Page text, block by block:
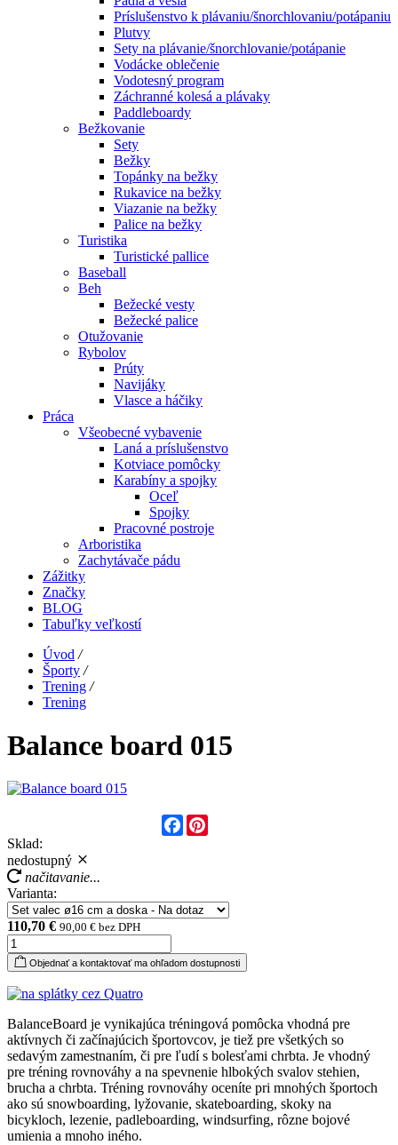
Príslušenstvo k plávaniu/šnorchlovaniu/potápaniu
Plutvy
Sety na plávanie/šnorchlovanie/potápanie
Vodácke oblečenie
Vodotesný program
Záchranné kolesá a plávaky
Paddleboardy
Bežkovanie
Sety
Bežky
Topánky na bežky
Rukavice na bežky
Viazanie na bežky
Palice na bežky
Turistika
Turistické pallice
Baseball
Beh
Bežecké vesty
Bežecké palice
Otužovanie
Rybolov
Prúty
Navijáky
Vlasce a háčiky
Práca
Všeobecné vybavenie
Laná a príslušenstvo
Kotviace pomôcky
Karabíny a spojky
Oceľ
Spojky
Pracovné postroje
Arboristika
Zachytávače pádu
Zážitky
Značky
BLOG
Tabuľky veľkostí
Úvod /
Športy /
Trening /
Trening
Balance board 015
Facebook
Sklad:
nedostupný
načitavanie...
Varianta:
110,70 € 90,00 € bez DPH
Objednať a kontaktovať ma ohľadom dostupnosti
BalanceBoard je vynikajúca tréningová pomôcka vhodná pre
aktívnych či začínajúcich športovcov, je tiež pre všetkých so
sedavým zamestnaním, či pre ľudí s bolesťami chrbta. Je vhodný
pre tréning rovnováhy a na spevnenie hlbokých svalov stehien,
brucha a chrbta. Tréning rovnováhy oceníte pri mnohých športoch
ako sú snowboarding, lyžovanie, skateboarding, skoky na
bicykloch, lezenie, padleboarding, windsurfing, rôzne bojové
umienia a mnoho iného.